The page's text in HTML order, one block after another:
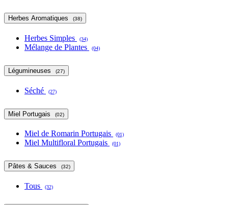
Herbes Aromatiques (38)
Herbes Simples (34)
Mélange de Plantes (04)
Légumineuses (27)
Séché (27)
Miel Portugais (02)
Miel de Romarin Portugais (01)
Miel Multifloral Portugais (01)
Pâtes & Sauces (32)
Tous (32)